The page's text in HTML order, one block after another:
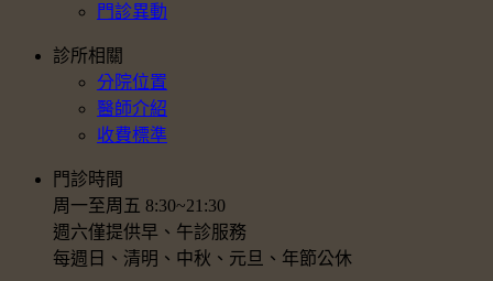
門診異動
診所相關
分院位置
醫師介紹
收費標準
門診時間
周一至周五 8:30~21:30
週六僅提供早、午診服務
每週日、清明、中秋、元旦、年節公休